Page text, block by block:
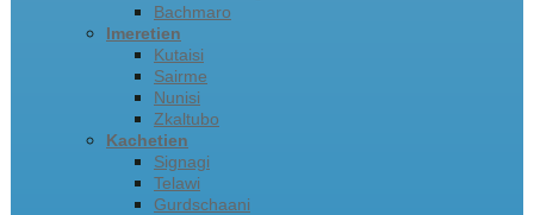
Bachmaro
Imeretien
Kutaisi
Sairme
Nunisi
Zkaltubo
Kachetien
Signagi
Telawi
Gurdschaani